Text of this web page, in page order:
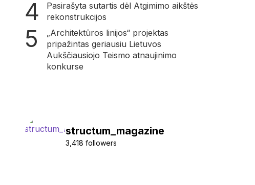
Pasirašyta sutartis dėl Atgimimo aikštės
rekonstrukcijos
„Architektūros linijos“ projektas
pripažintas geriausiu Lietuvos
Aukščiausiojo Teismo atnaujinimo
konkurse
structum_magazine
3,418 followers